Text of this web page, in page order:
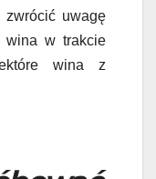
zwrócić uwagę
wina w trakcie
wina z